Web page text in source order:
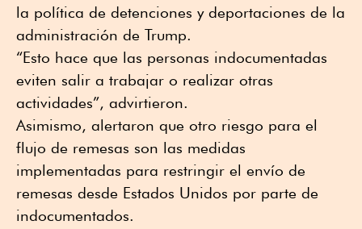
la política de detenciones y deportaciones de la
administración de Trump.
“Esto hace que las personas indocumentadas
eviten salir a trabajar o realizar otras
actividades”, advirtieron.
Asimismo, alertaron que otro riesgo para el
flujo de remesas son las medidas
implementadas para restringir el envío de
remesas desde Estados Unidos por parte de
indocumentados.